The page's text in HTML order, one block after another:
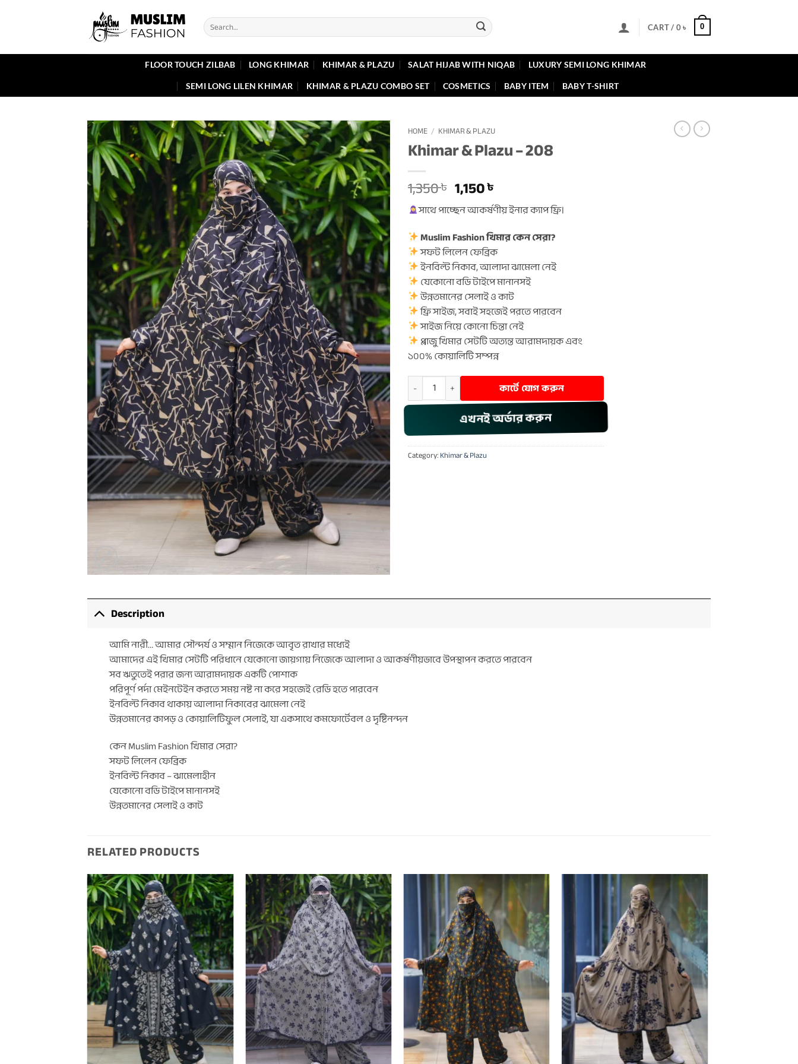
Search
for:
CART / 0৳ 0
FLOOR TOUCH ZILBAB LONG KHIMAR KHIMAR & PLAZU SALAT HIJAB WITH NIQAB LUXURY SEMI LONG KHIMAR
SEMI LONG LILEN KHIMAR KHIMAR & PLAZU COMBO SET COSMETICS BABY ITEM BABY T-SHIRT
HOME / KHIMAR & PLAZU
Khimar & Plazu – 208
1,350৳ Original
price
was:
1,350 ৳ .
1,150৳
price
is:
1,150 ৳ .
সাথে পাচ্ছেন আকর্ষণীয় ইনার ক্যাপ ফ্রি।
Muslim Fashion খিমার কেন সেরা?
সফট লিলেন ফেব্রিক
ইনবিল্ট নিকাব, আলাদা ঝামেলা নেই
যেকোনো বডি টাইপে মানানসই
উন্নতমানের সেলাই ও কাট
ফ্রি সাইজ, সবাই সহজেই পরতে পারবেন
সাইজ নিয়ে কোনো চিন্তা নেই
প্লাজু খিমার সেটটি অত্যন্ত আরামদায়ক এবং
১০০% কোয়ালিটি সম্পন্ন
Khimar & Plazu - 208 quantityকার্টে যোগ করুন
এখনই অর্ডার করুন
Category:Khimar & Plazu
Description
আমি নারী… আমার সৌন্দর্য ও সম্মান নিজেকে আবৃত রাখার মধ্যেই
আমাদের এই খিমার সেটটি পরিধানে যেকোনো জায়গায় নিজেকে আলাদা ও আকর্ষণীয়ভাবে উপস্থাপন করতে পারবেন
সব ঋতুতেই পরার জন্য আরামদায়ক একটি পোশাক
পরিপূর্ণ পর্দা মেইনটেইন করতে সময় নষ্ট না করে সহজেই রেডি হতে পারবেন
ইনবিল্ট নিকাব থাকায় আলাদা নিকাবের ঝামেলা নেই
উন্নতমানের কাপড় ও কোয়ালিটিফুল সেলাই, যা একসাথে কমফোর্টেবল ও দৃষ্টিনন্দন
কেন Muslim Fashion খিমার সেরা?
সফট লিলেন ফেব্রিক
ইনবিল্ট নিকাব – ঝামেলাহীন
যেকোনো বডি টাইপে মানানসই
উন্নতমানের সেলাই ও কাট
RELATED PRODUCTS